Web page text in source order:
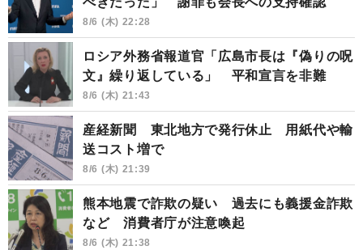
8/6 (木) 22:28
ロシア外務省報道官「広島市長は『偽りの呪
文』繰り返している」 平和宣言を非難
8/6 (木) 21:43
産経新聞 東北地方で発行休止 用紙代や輸
送コスト増で
8/6 (木) 21:39
熊本地震で詐欺の疑い 過去にも義援金詐欺
など 消費者庁が注意喚起
8/6 (木) 21:38